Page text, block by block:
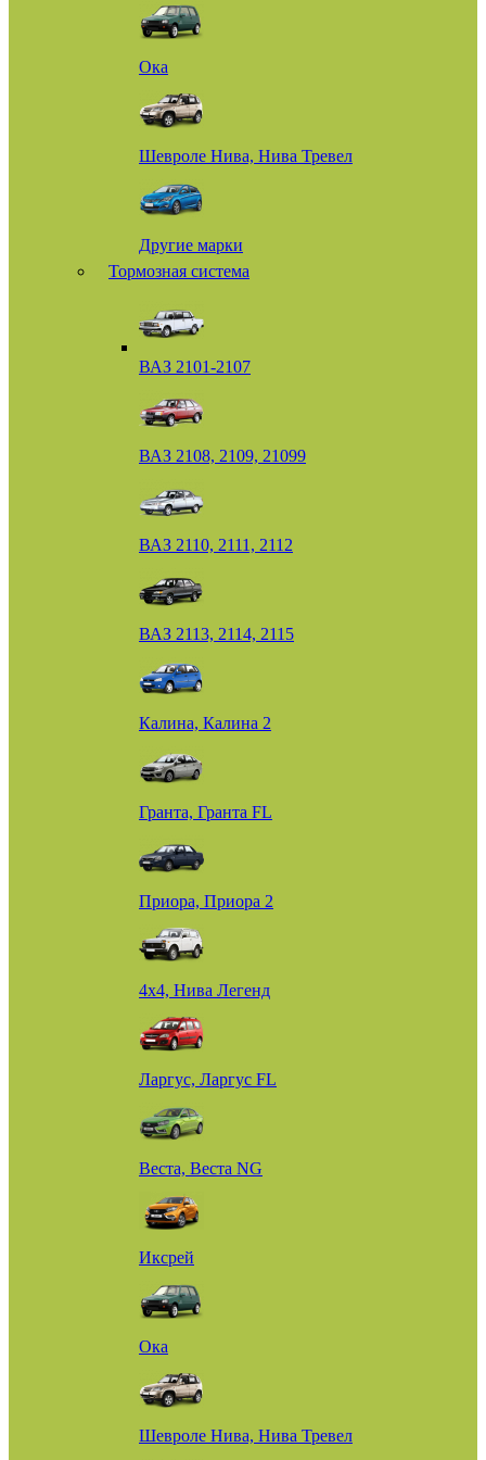
Ока
Шевроле Нива, Нива Тревел
Другие марки
Тормозная система
ВАЗ 2101-2107
ВАЗ 2108, 2109, 21099
ВАЗ 2110, 2111, 2112
ВАЗ 2113, 2114, 2115
Калина, Калина 2
Гранта, Гранта FL
Приора, Приора 2
4х4, Нива Легенд
Ларгус, Ларгус FL
Веста, Веста NG
Иксрей
Ока
Шевроле Нива, Нива Тревел